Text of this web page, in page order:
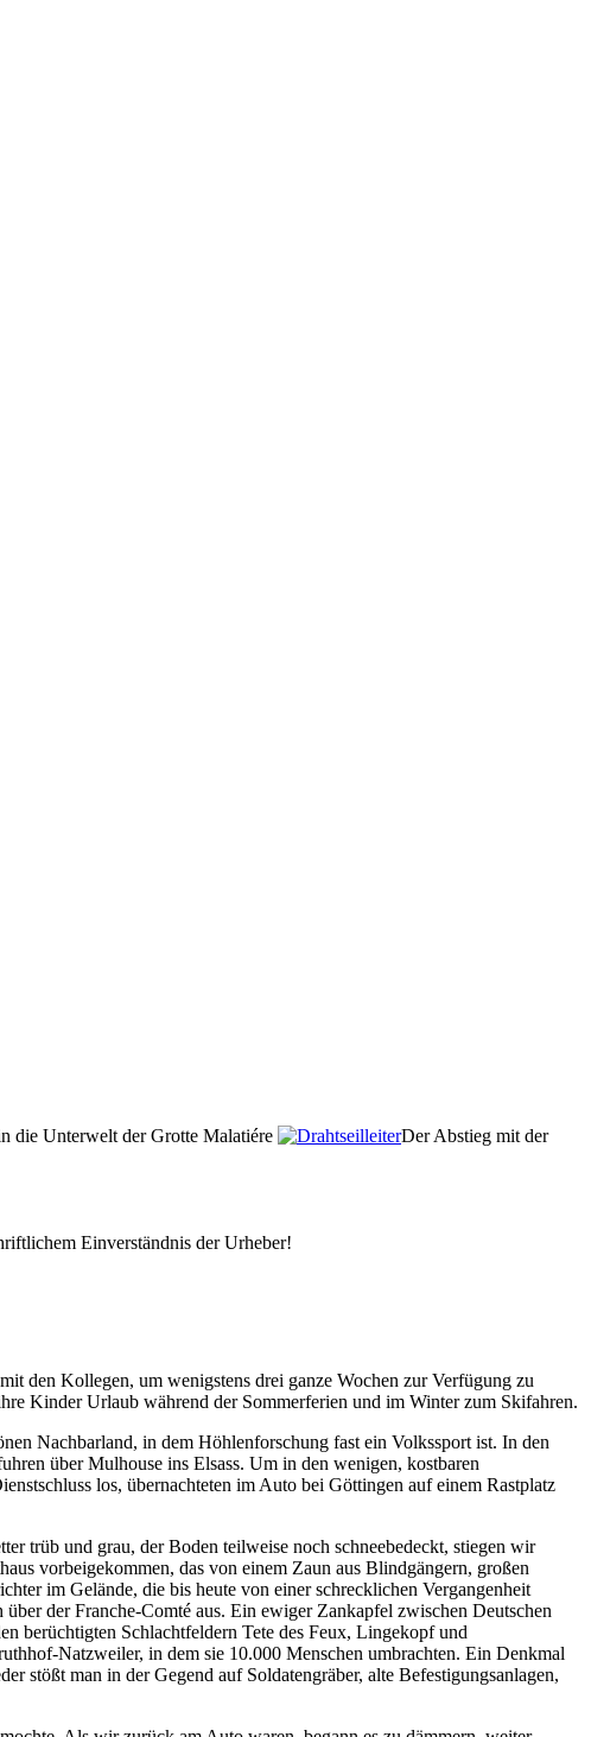
die Unterwelt der Grotte Malatiére
Der Abstieg mit der
Einverständnis der Urheber!
den Kollegen, um wenigstens drei ganze Wochen zur Verfügung zu
Kinder Urlaub während der Sommerferien und im Winter zum Skifahren.
Nachbarland, in dem Höhlenforschung fast ein Volkssport ist. In den
über Mulhouse ins Elsass. Um in den wenigen, kostbaren
los, übernachteten im Auto bei Göttingen auf einem Rastplatz
trüb und grau, der Boden teilweise noch schneebedeckt, stiegen wir
vorbeigekommen, das von einem Zaun aus Blindgängern, großen
im Gelände, die bis heute von einer schrecklichen Vergangenheit
der Franche-Comté aus. Ein ewiger Zankapfel zwischen Deutschen
berüchtigten Schlachtfeldern Tete des Feux, Lingekopf und
Natzweiler, in dem sie 10.000 Menschen umbrachten. Ein Denkmal
stößt man in der Gegend auf Soldatengräber, alte Befestigungsanlagen,